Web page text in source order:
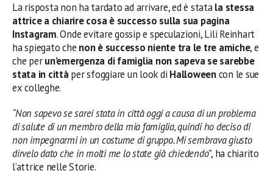
La risposta non ha tardato ad arrivare, ed è statala stessa
attrice a chiarire cosa è successo sulla sua pagina
Instagram. Onde evitare gossip e speculazioni, Lili Reinhart
ha spiegato che non è successo niente tra le tre amiche, e
che perun’emergenza di famiglia non sapeva se sarebbe
stata in cittàper sfoggiare un look di Halloweencon le sue
ex colleghe.
“Non sapevo se sarei stata in città oggi a causa di un problema
di salute di un membro della mia famiglia, quindi ho deciso di
non impegnarmi in un costume di gruppo. Mi sembrava giusto
dirvelo dato che in molti me lo state già chiedendo”, ha chiarito
l’attrice nelle Storie.